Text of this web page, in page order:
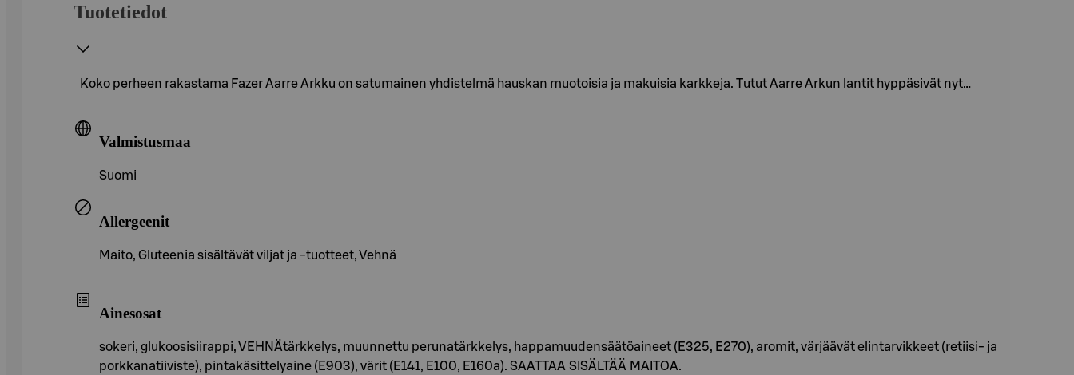
Tuotetiedot
Koko perheen rakastama Fazer Aarre Arkku on satumainen yhdistelmä hauskan muotoisia ja makuisia karkkeja. Tutut Aarre Arkun lantit hyppäsivät nyt…
Valmistusmaa
Suomi
Allergeenit
Maito, Gluteenia sisältävät viljat ja -tuotteet, Vehnä
Ainesosat
sokeri, glukoosisiirappi, VEHNÄtärkkelys, muunnettu perunatärkkelys, happamuudensäätöaineet (E325, E270), aromit, värjäävät elintarvikkeet (retiisi- ja
porkkanatiiviste), pintakäsittelyaine (E903), värit (E141, E100, E160a). SAATTAA SISÄLTÄÄ MAITOA.